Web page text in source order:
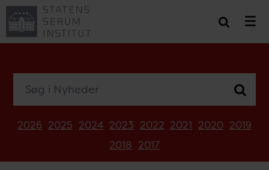
2026 2025 2024 2023 2022 2021 2020 2019
2018 2017